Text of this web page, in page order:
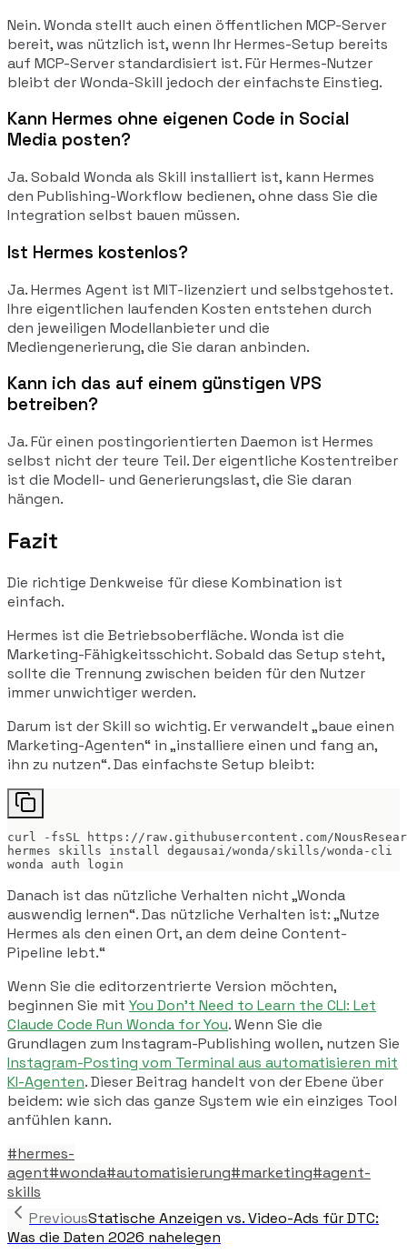
Nein. Wonda stellt auch einen öffentlichen MCP-Server
bereit, was nützlich ist, wenn Ihr Hermes-Setup bereits
auf MCP-Server standardisiert ist. Für Hermes-Nutzer
bleibt der Wonda-Skill jedoch der einfachste Einstieg.
Kann Hermes ohne eigenen Code in Social
Media posten?
Ja. Sobald Wonda als Skill installiert ist, kann Hermes
den Publishing-Workflow bedienen, ohne dass Sie die
Integration selbst bauen müssen.
Ist Hermes kostenlos?
Ja. Hermes Agent ist MIT-lizenziert und selbstgehostet.
Ihre eigentlichen laufenden Kosten entstehen durch
den jeweiligen Modellanbieter und die
Mediengenerierung, die Sie daran anbinden.
Kann ich das auf einem günstigen VPS
betreiben?
Ja. Für einen postingorientierten Daemon ist Hermes
selbst nicht der teure Teil. Der eigentliche Kostentreiber
ist die Modell- und Generierungslast, die Sie daran
hängen.
Fazit
Die richtige Denkweise für diese Kombination ist
einfach.
Hermes ist die Betriebsoberfläche. Wonda ist die
Marketing-Fähigkeitsschicht. Sobald das Setup steht,
sollte die Trennung zwischen beiden für den Nutzer
immer unwichtiger werden.
Darum ist der Skill so wichtig. Er verwandelt „baue einen
Marketing-Agenten“ in „installiere einen und fang an,
ihn zu nutzen“. Das einfachste Setup bleibt:
curl -fsSL https://raw.githubusercontent.com/
hermes skills install degausai/wonda/skills/wonda-cli
wonda auth login
Danach ist das nützliche Verhalten nicht „Wonda
auswendig lernen“. Das nützliche Verhalten ist: „Nutze
Hermes als den einen Ort, an dem deine Content-
Pipeline lebt.“
Wenn Sie die editorzentrierte Version möchten,
beginnen Sie mit You Don't Need to Learn the CLI: Let
Claude Code Run Wonda for You. Wenn Sie die
Grundlagen zum Instagram-Publishing wollen, nutzen Sie
Instagram-Posting vom Terminal aus automatisieren mit
KI-Agenten. Dieser Beitrag handelt von der Ebene über
beidem: wie sich das ganze System wie ein einziges Tool
anfühlen kann.
#hermes-
agent#wonda#automatisierung#marketing#agent-
skills
PreviousStatische Anzeigen vs. Video-Ads für DTC:
Was die Daten 2026 nahelegen